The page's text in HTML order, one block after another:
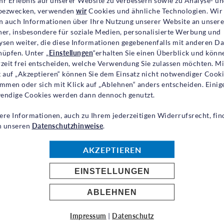
verwenden wirCookies und ähnliche Technologien. Wir
auch Informationen über Ihre Nutzung unserer Website an unsere
insbesondere für soziale Medien, personalisierte Werbung und
weiter, die diese Informationen gegebenenfalls mit anderen
Unter „Einstellungen“erhalten Sie einen Überblick und
frei entscheiden, welche Verwendung Sie zulassen möchten.
„Akzeptieren“ können Sie dem Einsatz nicht notwendiger
oder sich mit Klick auf „Ablehnen“ anders entscheiden.
Cookies werden dann dennoch genutzt.
Informationen, auch zu Ihrem jederzeitigen Widerrufsrecht,
unseren Datenschutzhinweise.
AKZEPTIEREN
EINSTELLUNGEN
ABLEHNEN
Impressum | Datenschutz
humanitären Zerreißprobe. Während die Not im
die finanziellen Spielräume. Ohne zusätzliche
gekürzt oder ganz eingestellt werden
Menschen,“
Direktor derUNO-Flüchtlingshilfe.
Konflikts im April 2023 sind über zwölf
des Landes auf der Flucht. Der
Trinkwasser, medizinische Versorgung
die internationale Unterstützung bleibt weit
der Mittel für die Sudan-Operation wurden
US-Dollar stehen gerade mal 96 zur
um die Uhr, um weiterhin lebensrettende Hilfe
ertragen mussten, etwas Erleichterung zu